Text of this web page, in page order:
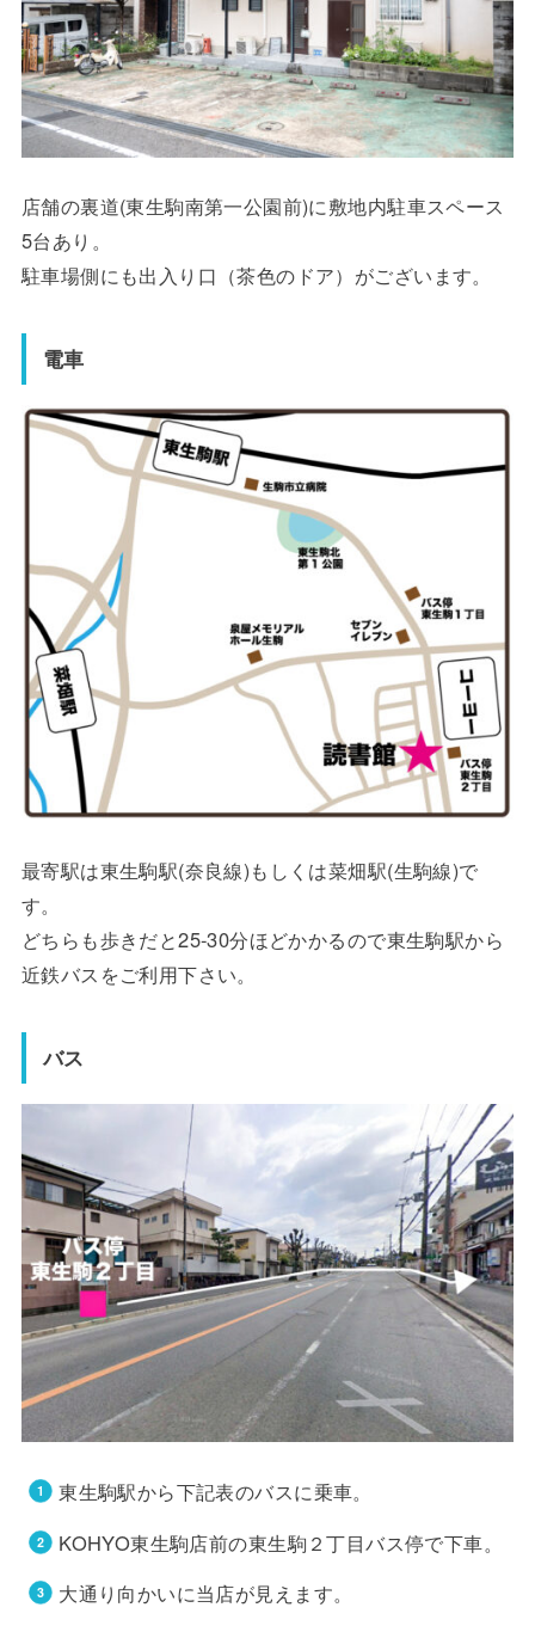
店舗の裏道(東生駒南第一公園前)に敷地内駐車スペース
5台あり。
駐車場側にも出入り口（茶色のドア）がございます。
電車
最寄駅は東生駒駅(奈良線)もしくは菜畑駅(生駒線)で
す。
どちらも歩きだと25-30分ほどかかるので東生駒駅から
近鉄バスをご利用下さい。
バス
東生駒駅から下記表のバスに乗車。
KOHYO東生駒店前の東生駒２丁目バス停で下車。
大通り向かいに当店が見えます。